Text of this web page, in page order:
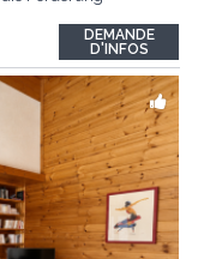
hat bis
DEMANDE
D'INFOS